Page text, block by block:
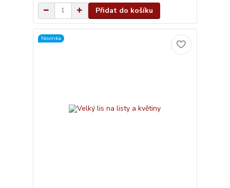
Přidat do košíku
Novinka